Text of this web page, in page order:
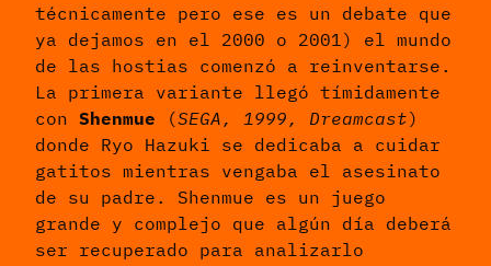
técnicamente pero ese es un debate que
ya dejamos en el 2000 o 2001) el mundo
de las hostias comenzó a reinventarse.
La primera variante llegó tímidamente
con Shenmue (SEGA, 1999, Dreamcast)
donde Ryo Hazuki se dedicaba a cuidar
gatitos mientras vengaba el asesinato
de su padre. Shenmue es un juego
grande y complejo que algún día deberá
ser recuperado para analizarlo